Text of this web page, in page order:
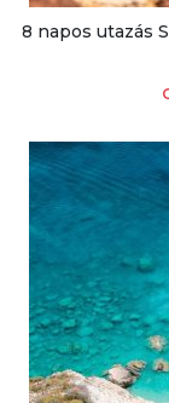
8 napos utazás